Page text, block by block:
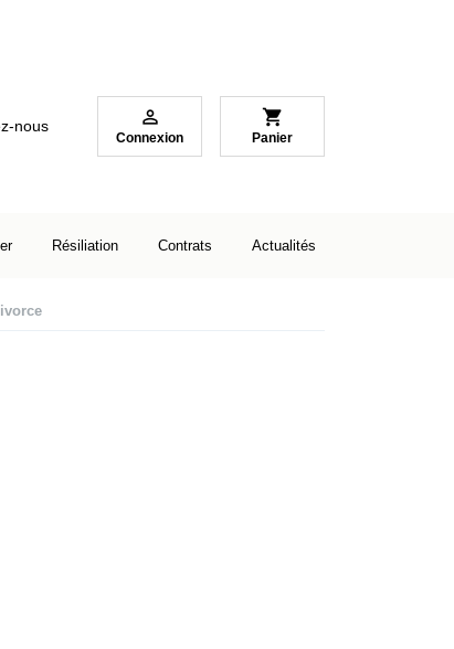
nous 
Connexion
shopping_cart
Panier
Résiliation Contrats Actualités